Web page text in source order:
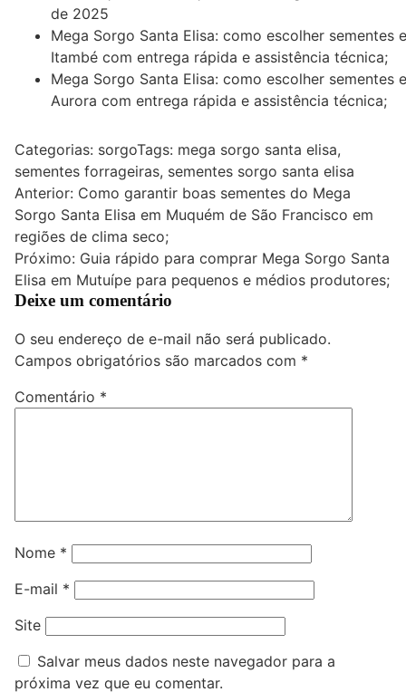
de 2025
Mega Sorgo Santa Elisa: como escolher sementes
Itambé com entrega rápida e assistência técnica;
Mega Sorgo Santa Elisa: como escolher sementes
Aurora com entrega rápida e assistência técnica;
Categorias: sorgoTags: mega sorgo santa elisa,
sementes forrageiras, sementes sorgo santa elisa
Navegação
de
Post
Anterior: Como garantir boas sementes do Mega
Sorgo Santa Elisa em Muquém de São Francisco em
regiões de clima seco;
Próximo: Guia rápido para comprar Mega Sorgo Santa
Elisa em Mutuípe para pequenos e médios produtores;
Deixe um comentário
O seu endereço de e-mail não será publicado.
Campos obrigatórios são marcados com *
Comentário *
Nome *
E-mail *
Site
Salvar meus dados neste navegador para a
próxima vez que eu comentar.